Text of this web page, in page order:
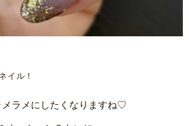
イル！
メラメにしたくなりますね♡